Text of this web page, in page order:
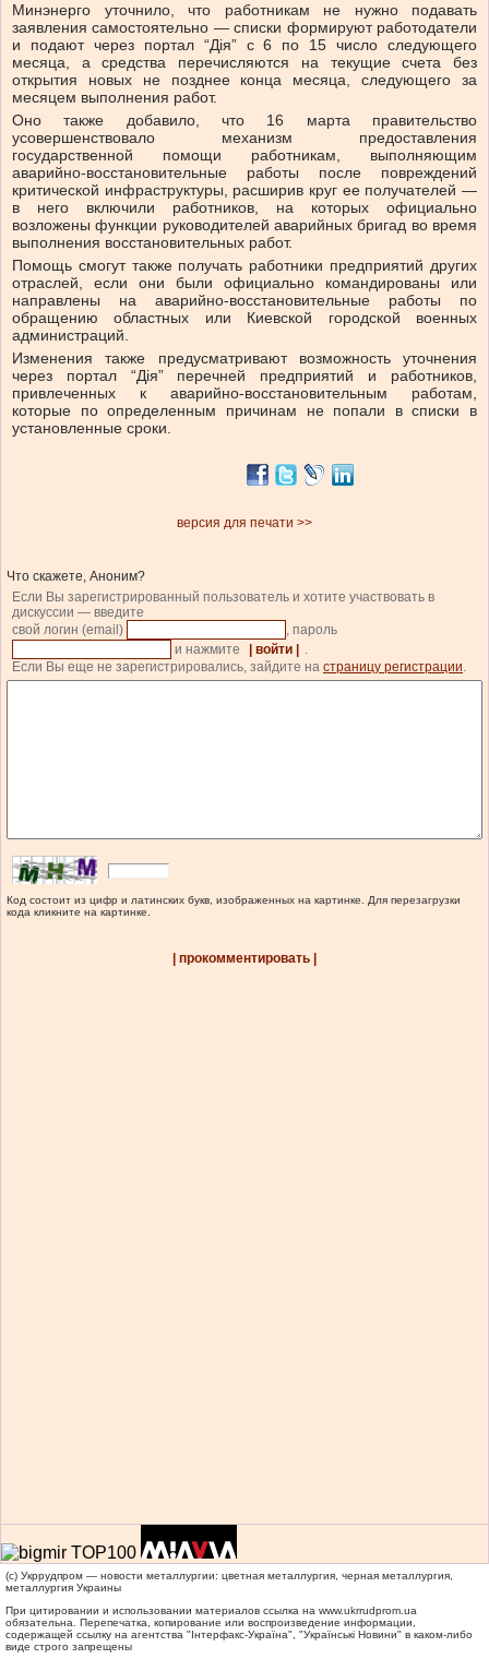
Минэнерго уточнило, что работникам не нужно подавать
заявления самостоятельно — списки формируют работодатели
и подают через портал “Дія” с 6 по 15 число следующего
месяца, а средства перечисляются на текущие счета без
открытия новых не позднее конца месяца, следующего за
месяцем выполнения работ.
Оно также добавило, что 16 марта правительство
усовершенствовало механизм предоставления
государственной помощи работникам, выполняющим
аварийно-восстановительные работы после повреждений
критической инфраструктуры, расширив круг ее получателей —
в него включили работников, на которых официально
возложены функции руководителей аварийных бригад во время
выполнения восстановительных работ.
Помощь смогут также получать работники предприятий других
отраслей, если они были официально командированы или
направлены на аварийно-восстановительные работы по
обращению областных или Киевской городской военных
администраций.
Изменения также предусматривают возможность уточнения
через портал “Дія” перечней предприятий и работников,
привлеченных к аварийно-восстановительным работам,
которые по определенным причинам не попали в списки в
установленные сроки.
версия для печати >>
Что скажете, Аноним?
Если Вы зарегистрированный пользователь и хотите участвовать в
дискуссии — введите
свой логин (email)
, пароль
и нажмите
| войти |
.
Если Вы еще не зарегистрировались, зайдите на страницу регистрации.
Код состоит из цифр и латинских букв, изображенных на картинке. Для перезагрузки
кода кликните на картинке.
| прокомментировать |
(c) Укррудпром — новости металлургии: цветная металлургия, черная металлургия,
металлургия Украины
При цитировании и использовании материалов ссылка на www.ukrrudprom.ua
обязательна. Перепечатка, копирование или воспроизведение информации,
содержащей ссылку на агентства "Iнтерфакс-Україна", "Українськi Новини" в каком-либо
виде строго запрещены